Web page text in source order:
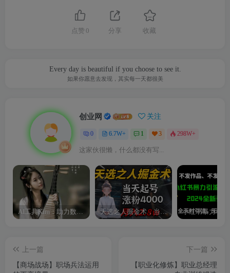
点赞 0 分享 收藏
Every day is beautiful if you choose to see it.
如果你愿意去发现，其实每一天都很美
创业网 关注
0 6.7W+ 1 3 298W+
这家伙很懒，什么都没有写...
AI工具Kim：助力数字化转型的智能助手 天选之人掘金术，当天起号，7条作品涨粉4000+，单月变现2.8w天选之人掘…
上一篇
【商场战场】职场兵法运用
下一篇
【职业化修炼】职业总经理